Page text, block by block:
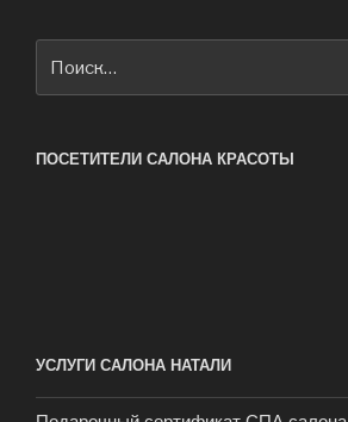
ПОСЕТИТЕЛИ САЛОНА КРАСОТЫ
УСЛУГИ САЛОНА НАТАЛИ